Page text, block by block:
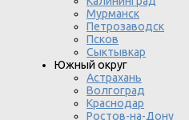
Мурманск
Петрозаводск
Псков
Сыктывкар
Южный округ
Астрахань
Волгоград
Краснодар
Ростов-на-Дону